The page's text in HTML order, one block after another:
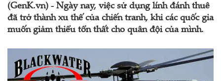
(GenK.vn) - Ngày nay, việc sử dụng lính đánh thuê
đã trở thành xu thế của chiến tranh, khi các quốc gia
muốn giảm thiểu tổn thất cho quân đội của mình.